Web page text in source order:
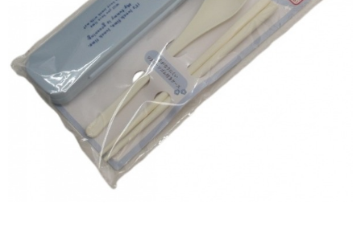
「AFTEE先享後付」，若未經同意申辦者引起之損失，本公司不負相關責
４．使用「AFTEE先享後付」時，將依據個別帳號之用戶狀況，依本公司即
時審查核予不同之上限額度；若仍有額度不足之情形，本公司將視審查結果
請求用戶進行身份認證。
５．嚴禁一人註冊多個帳號或使用他人資訊註冊。若發現惡意使用之情形，
恩沛科技股份有限公司將有權停止該用戶之使用額度並採取法律行動。